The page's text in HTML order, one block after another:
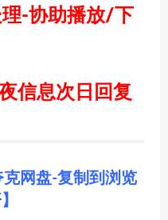
-协助播放/下
信息次日回复
克网盘-复制到浏览